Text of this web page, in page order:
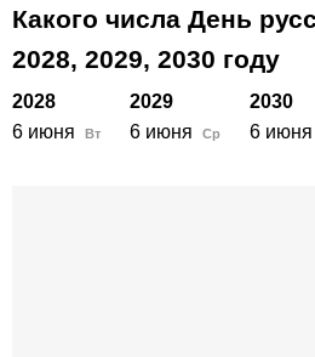
Какого числа День
2028, 2029, 2030 году
2028 2029
2030
6 июня
Вт 6 июня Ср 6 июня